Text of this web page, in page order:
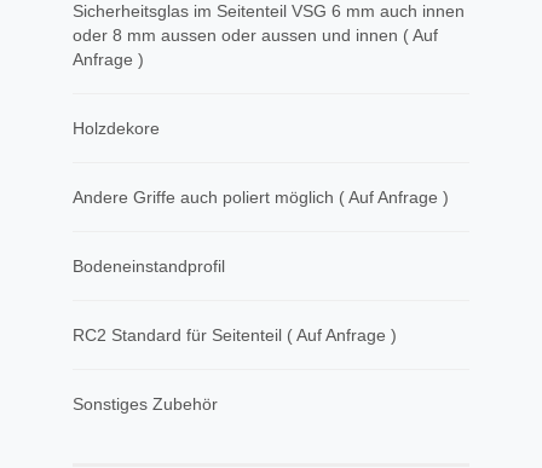
Sicherheitsglas im Seitenteil VSG 6 mm auch innen
oder 8 mm aussen oder aussen und innen ( Auf
Anfrage )
Holzdekore
Andere Griffe auch poliert möglich ( Auf Anfrage )
Bodeneinstandprofil
RC2 Standard für Seitenteil ( Auf Anfrage )
Sonstiges Zubehör